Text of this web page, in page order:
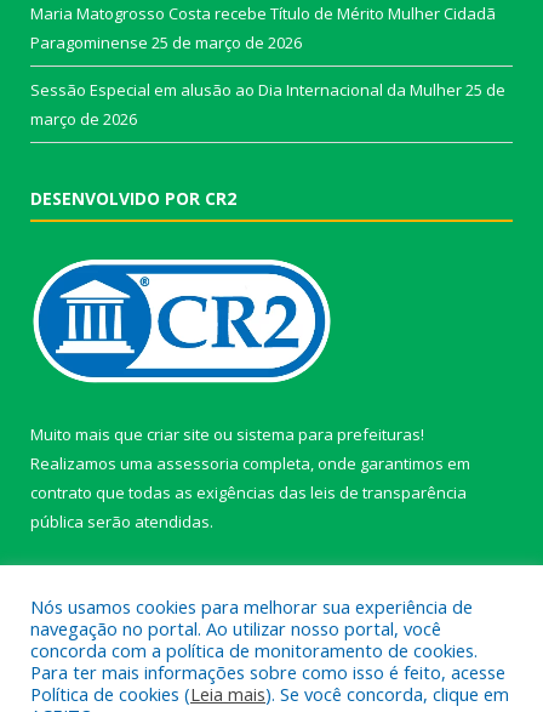
Maria Matogrosso Costa recebe Título de Mérito Mulher Cidadã
Paragominense 25 de março de 2026
Sessão Especial em alusão ao Dia Internacional da Mulher25 de
março de 2026
DESENVOLVIDO POR CR2
Muito mais que criar site ou sistema para prefeituras!
Realizamos uma assessoria completa, onde garantimos em
contrato que todas as exigências das leis de transparência
pública serão atendidas.
Todos os direitos reservados a câmara de Paragominas.
Nós usamos cookies para melhorar sua experiência de
navegação no portal. Ao utilizar nosso portal, você
concorda com a política de monitoramento de cookies.
Para ter mais informações sobre como isso é feito, acesse
Política de cookies (Leia mais). Se você concorda, clique em